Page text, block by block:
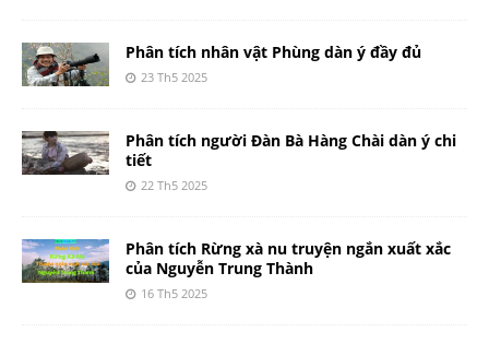
Phân tích nhân vật Phùng dàn ý đầy đủ
23 Th5 2025
Phân tích người Đàn Bà Hàng Chài dàn ý chi
tiết
22 Th5 2025
Phân tích Rừng xà nu truyện ngắn xuất xắc
của Nguyễn Trung Thành
16 Th5 2025